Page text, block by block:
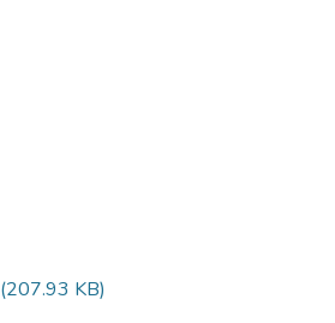
(207.93 KB)